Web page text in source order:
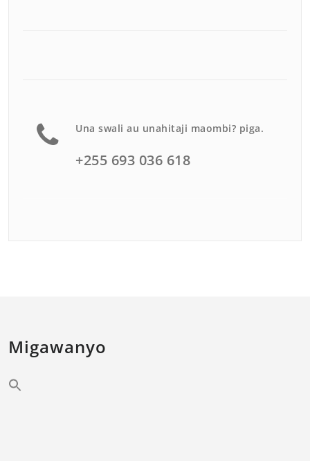
Una swali au unahitaji maombi? piga.
+255 693 036 618
Migawanyo